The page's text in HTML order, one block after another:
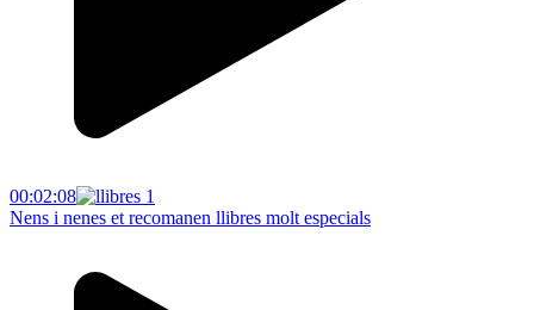
00:02:08
Nens i nenes et recomanen llibres molt especials